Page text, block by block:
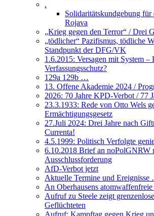
.
Solidaritätskundgebung für
Rojava
„Krieg gegen den Terror“ / Drei
„tödlicher“ Pazifismus, tödliche
Standpunkt der DFG/VK
1.6.2015: Versagen mit System –
Verfassungsschutz?
129a 129b …
13. Offene Akademie 2024 /
2026: 70 Jahre KPD-Verbot / 77
23.3.1933: Rede von Otto Wels
Ermächtigungsgesetz
27.Juli 2024: Drei Jahre nach
Currenta!
4.5.1999: Politisch Verfolgte
6.10.2018 Brief an noPolGNRW
Ausschlussforderung
AfD-Verbot jetzt
Aktuelle Termine und
An Oberhausens
Aufruf zu Steele zeigt
Geflüchteten
Aufruf: Kampftag gegen Krieg